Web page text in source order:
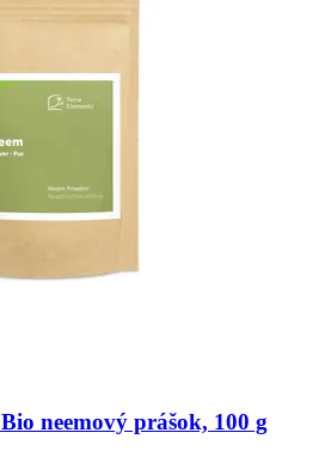
Bio neemový prášok, 100 g